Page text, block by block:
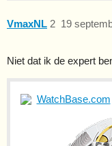
VmaxNL 19
2
Niet dat ik de expert
WatchBase.com